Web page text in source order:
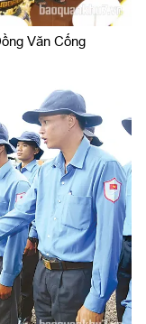
Văn Cống